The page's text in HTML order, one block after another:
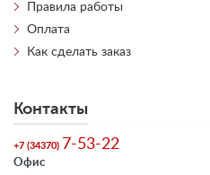
Правила работы
Оплата
Как сделать заказ
Контакты
+7 (34370) 7-53-22
Офис